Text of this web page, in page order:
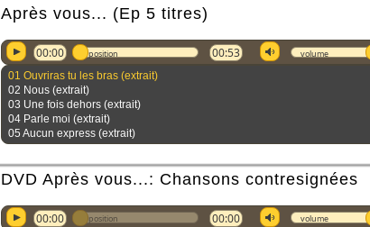
Après vous... (Ep 5 titres)
00:00 position 00:53 volume
01 Ouvriras tu les bras (extrait)
02 Nous (extrait)
03 Une fois dehors (extrait)
04 Parle moi (extrait)
05 Aucun express (extrait)
DVD Après vous...: Chansons contresignées
00:00 position 00:00 volume